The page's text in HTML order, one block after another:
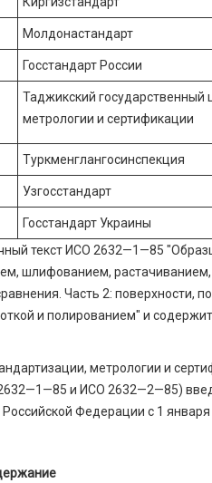
Молдонастандарт
Госстандарт России
Таджикский государственный
метрологии и сертификации
Туркменглангосинспекция
Узгосстандарт
Госстандарт Украины
текст ИСО 2632—1—85
шлифованием,
Часть 2: поверхности,
и полированием" и
метрологии и
и ИСО 2632—2—85)
Федерации с 1 января